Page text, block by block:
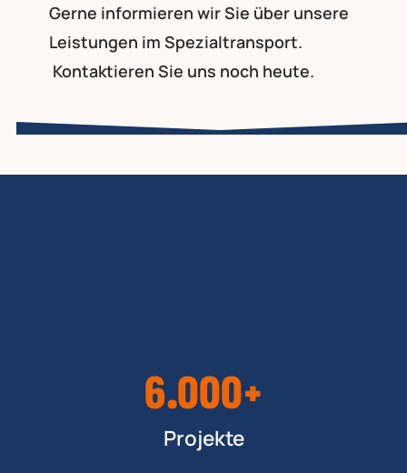
Gerne informieren wir Sie über unsere
Leistungen im Spezialtransport.
Kontaktieren Sie uns noch heute.
6.000+
Projekte